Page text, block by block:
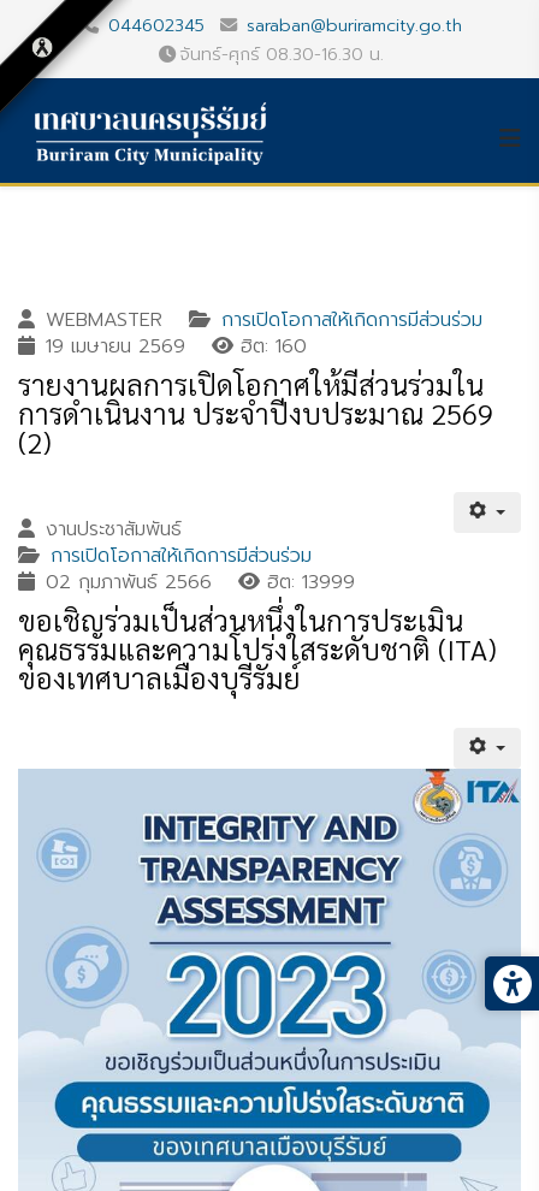
044602345
saraban@buriramcity.go.th
จันทร์-ศุกร์ 08.30-16.30 น.
WEBMASTER
การเปิดโอกาสให้เกิดการมีส่วนร่วม
19 เมษายน 2569
ฮิต: 160
รายงานผลการเปิดโอกาศให้มีส่วนร่วมใน
การดำเนินงาน ประจำปีงบประมาณ 2569
(2)
งานประชาสัมพันธ์
การเปิดโอกาสให้เกิดการมีส่วนร่วม
02 กุมภาพันธ์ 2566
ฮิต: 13999
ขอเชิญร่วมเป็นส่วนหนึ่งในการประเมิน
คุณธรรมและความโปร่งใสระดับชาติ (ITA)
ของเทศบาลเมืองบุรีรัมย์